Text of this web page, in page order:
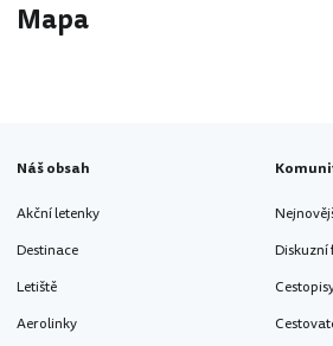
Mapa
Náš obsah
Akční letenky
Destinace
Letiště
Aerolinky
Diskuzní